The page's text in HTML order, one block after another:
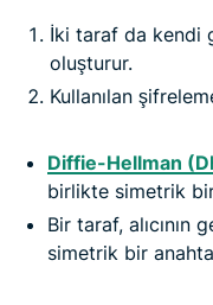
İki taraf da kendi
oluşturur.
Kullanılan
Diffie-Hellman
birlikte simetrik
Bir taraf, alıcının
simetrik bir